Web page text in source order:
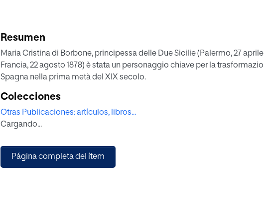
Resumen
Maria Cristina di Borbone, principessa delle Due Sicilie (Palermo, 27 aprile 1806-Sainte-Adresse,
Francia, 22 agosto 1878) è stata un personaggio chiave per la trasformazione culturale e sociale della
Spagna nella prima metà del XIX secolo.
Colecciones
Otras Publicaciones: artículos, libros...
Cargando...
Página completa del ítem